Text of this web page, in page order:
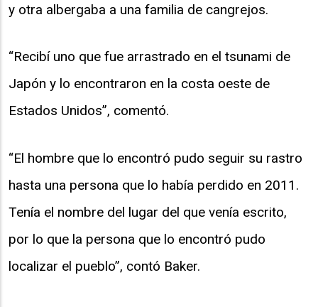
y otra albergaba a una familia de cangrejos.
“Recibí uno que fue arrastrado en el tsunami de
Japón y lo encontraron en la costa oeste de
Estados Unidos”, comentó.
“El hombre que lo encontró pudo seguir su rastro
hasta una persona que lo había perdido en 2011.
Tenía el nombre del lugar del que venía escrito,
por lo que la persona que lo encontró pudo
localizar el pueblo”, contó Baker.